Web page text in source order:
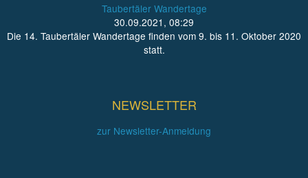
Taubertäler Wandertage
30.09.2021, 08:29
Die 14. Taubertäler Wandertage finden vom 9. bis 11. Oktober 2020
statt.
NEWSLETTER
zur Newsletter-Anmeldung